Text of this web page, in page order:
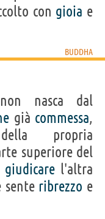
con gioia e
BUDDHA
nasca dal
già commessa,
propria
superiore del
giudicare l'altra
sente ribrezzo e